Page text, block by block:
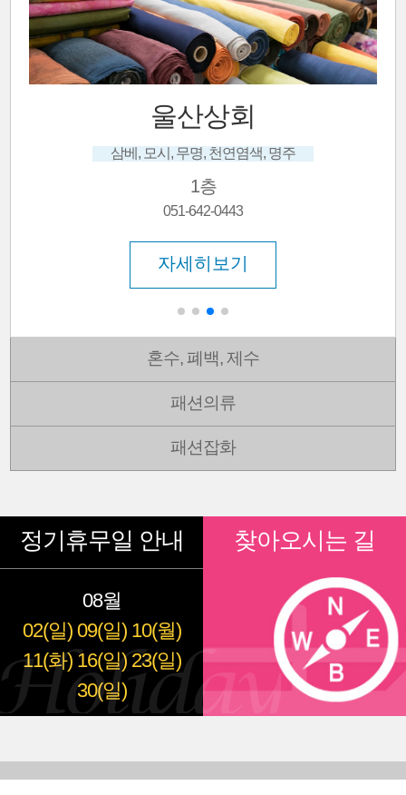
울산상회
삼베, 모시, 무명, 천연염색, 명주
1층
051-642-0443
자세히보기
혼수, 폐백, 제수
패션의류
패션잡화
정기휴무일 안내
08월
02(일) 09(일) 10(월)
11(화) 16(일) 23(일)
30(일)
찾아오시는 길